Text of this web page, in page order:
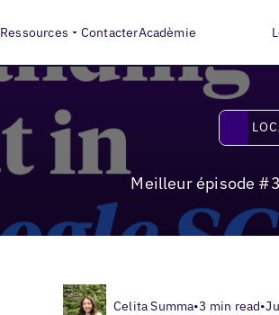
Ressources ContacterAcadèmie
Meilleur épisode
Celita Summa•3 min read•